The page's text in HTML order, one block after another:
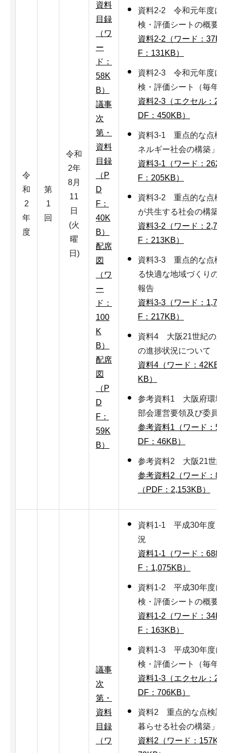
令
和
2
年
度
第
1
回
令和
2年
8月
11
日
(火
曜
日)
資料
目録
（ワ
ー
ド：
58K
B）
議事
次
第・
資料
目録
（P
D
F：
40K
B）
配席
図
（ワ
ー
ド：
100
K
B）
配席
図
（P
D
F：
59K
B）
資料2-2 令和元年度に
検・評価シートの概要
資料2-2（ワード：
F：131KB）
資料2-3 令和元年度に
検・評価シート（毎年
資料2-3（エクセル：
DF：450KB）
資料3-1 重点的な点検
ネルギー社会の構築」
資料3-1（ワード：
F：205KB）
資料3-2 重点的な点検
が共生する社会の構築
資料3-2（ワード：
F：213KB）
資料3-3 重点的な点検
る快適な地域づくりの
報告
資料3-3（ワード：
F：217KB）
資料4 大阪21世紀の新
の進捗状況について
資料4（ワード：42KB）
KB）
参考資料1 大阪府環境
部会運営要領及び委員
参考資料1（ワード：
DF：46KB）
参考資料2 大阪21世紀
参考資料2（ワード：
（PDF：2,153KB）
議事
次
第・
資料
目録
（ワ
資料1-1 平成30年度
況
資料1-1（ワード：
F：1,075KB）
資料1-2 平成30年度に
検・評価シートの概要
資料1-2（ワード：
F：163KB）
資料1-3 平成30年度に
検・評価シート（毎年
資料1-3（エクセル：
DF：706KB）
資料2 重点的な点検評
暮らせる社会の構築」
資料2（ワード：157KB